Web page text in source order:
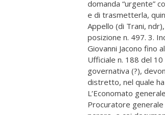
domanda “urgente”
e di trasmetterla,
Appello (di Trani,
posizione n. 497. 3.
Giovanni Jacono fino
Ufficiale n. 188 del
governativa (?),
distretto, nel quale
L’Economato
Procuratore